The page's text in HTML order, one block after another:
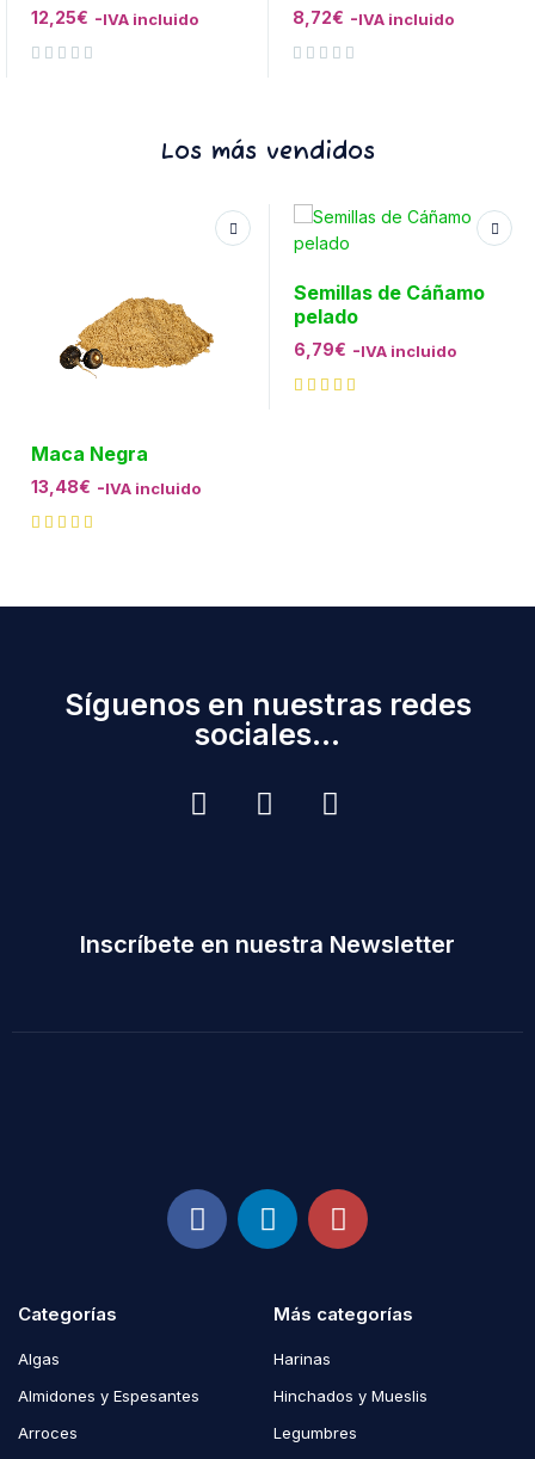
12,25€ -IVA incluido 8,72€ -IVA incluido
Los más vendidos
Maca Negra
13,48€ -IVA incluido
Semillas de Cáñamo
pelado
6,79€ -IVA incluido
Síguenos en nuestras redes
sociales...
Inscríbete en nuestra Newsletter
Categorías
Algas
Almidones y Espesantes
Arroces
Más categorías
Harinas
Hinchados y Mueslis
Legumbres